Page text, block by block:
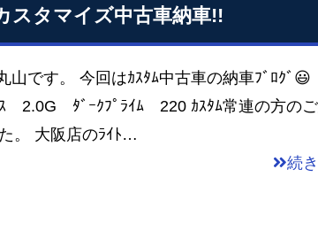
スタマイズ中古車納車!!
山です。 今回はｶｽﾀﾑ中古車の納車ﾌﾞﾛｸﾞ
2.0G ﾀﾞｰｸﾌﾟﾗｲﾑ 220 ｶｽﾀﾑ常連の方のご
。 大阪店のﾗｲﾄ…
続